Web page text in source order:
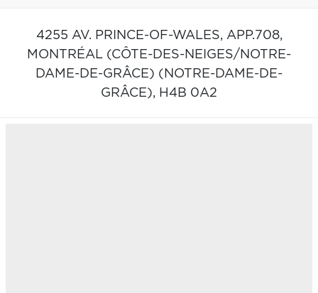
4255 AV. PRINCE-OF-WALES, APP.708,
MONTRÉAL (CÔTE-DES-NEIGES/NOTRE-
DAME-DE-GRÂCE) (NOTRE-DAME-DE-
GRÂCE), H4B 0A2